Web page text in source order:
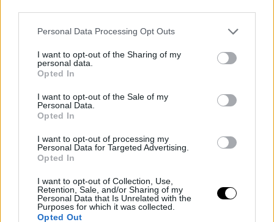
Personal Data Processing Opt Outs
I want to opt-out of the Sharing of my
personal data.
Opted In
I want to opt-out of the Sale of my
Personal Data.
Opted In
I want to opt-out of processing my
Personal Data for Targeted Advertising.
Opted In
I want to opt-out of Collection, Use,
Retention, Sale, and/or Sharing of my
Personal Data that Is Unrelated with the
Purposes for which it was collected.
Opted Out